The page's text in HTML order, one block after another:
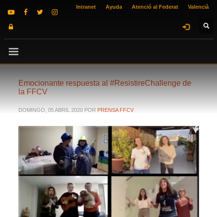
Intranet Ayuda Atenció al Federat Valencià
Emocionante respuesta al #ResistireChallenge de
la FFCV
DOMINGO, 05 ABRIL 2020 POR PRENSA FFCV